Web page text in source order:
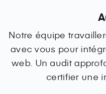
Notre équipe
avec vous pour
web. Un audit
certifier une